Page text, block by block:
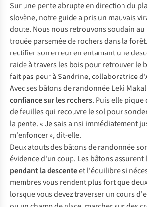
Sur une pente abrupte en direction du
slovène, notre guide a pris un mauvais
doute. Nous nous retrouvons soudain
trouée parsemée de rochers dans la
rectifier son erreur en entamant une
raide à travers les bois pour retrouver le
fait pas peur à Sandrine, collaboratrice
Avec ses bâtons de randonnée Leki
confiance sur les rochers. Puis elle pique
de feuilles qui recouvre le sol pour
la pente. « Je sais ainsi immédiatement
m'enfoncer », dit-elle.
Deux atouts des bâtons de randonnée
évidence d'un coup. Les bâtons assurent
pendant la descenteet l'équilibre si
membres vous rendent plus fort que
lorsque vous devez traverser un cours